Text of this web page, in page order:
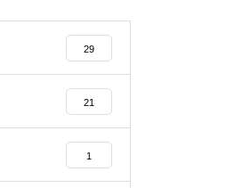
29
21
1